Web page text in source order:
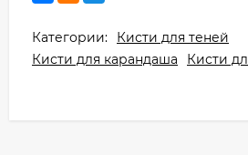
Категории:
Кисти для теней
Кисти для карандаша
Кисти